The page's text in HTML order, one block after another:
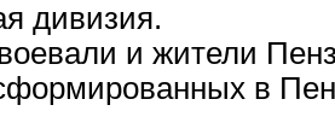
дивизия.
и жители
в